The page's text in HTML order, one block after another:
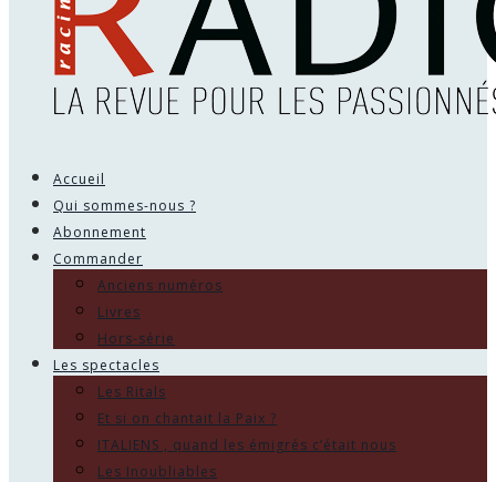
Accueil
Qui sommes-nous ?
Abonnement
Commander
Anciens numéros
Livres
Hors-série
Les spectacles
Les Ritals
Et si on chantait la Paix ?
ITALIENS , quand les émigrés c’était nous
Les Inoubliables